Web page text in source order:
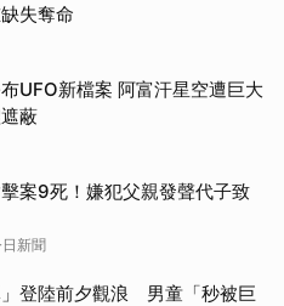
失奪命
UFO新檔案 阿富汗星空遭巨大
蔽
案9死！嫌犯父親發聲代子致
新聞
登陸前夕觀浪 男童「秒被巨